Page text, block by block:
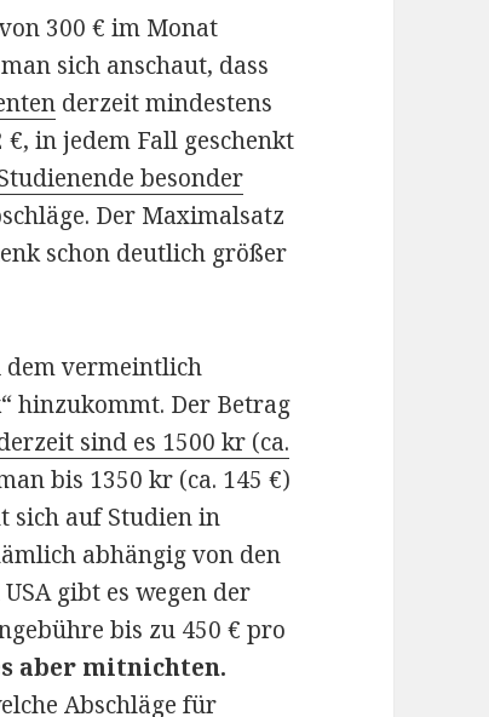
300 € im Monat
sich anschaut, dass
derzeit mindestens
in jedem Fall geschenkt
besonder
Der Maximalsatz
schon deutlich größer
dem vermeintlich
hinzukommt. Der Betrag
sind es 1500 kr (ca.
bis 1350 kr (ca. 145 €)
sich auf Studien in
abhängig von den
gibt es wegen der
bis zu 450 € pro
aber mitnichten.
Abschläge für